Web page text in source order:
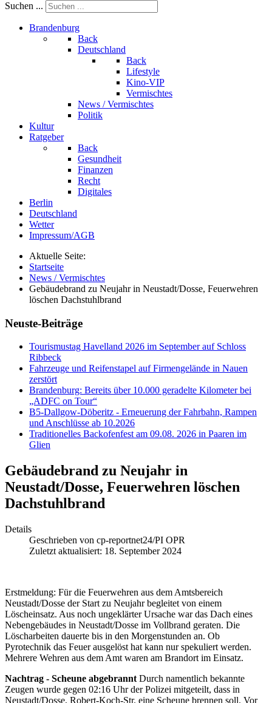
Suchen ...
Brandenburg
Back
Deutschland
Back
Lifestyle
Kino-VIP
Vermischtes
News / Vermischtes
Politik
Kultur
Ratgeber
Back
Gesundheit
Finanzen
Recht
Digitales
Berlin
Deutschland
Wetter
Impressum/AGB
Aktuelle Seite:
Startseite
News / Vermischtes
Gebäudebrand zu Neujahr in Neustadt/Dosse, Feuerwehren
löschen Dachstuhlbrand
Neuste-Beiträge
Tourismustag Havelland 2026 im September auf Schloss
Ribbeck
Fahrzeuge und Reifenstapel auf Firmengelände in Nauen
zerstört
Brandenburg: Bereits über 10.000 geradelte Kilometer bei
„ADFC on Tour“
B5-Dallgow-Döberitz - Erneuerung der Fahrbahn, Rampen
und Anschlüsse ab 10.2026
Traditionelles Backofenfest am 09.08. 2026 in Paaren im
Glien
Gebäudebrand zu Neujahr in
Neustadt/Dosse, Feuerwehren löschen
Dachstuhlbrand
Details
Geschrieben von cp-reportnet24/PI OPR
Zuletzt aktualisiert: 18. September 2024
Erstmeldung: Für die Feuerwehren aus dem Amtsbereich
Neustadt/Dosse der Start zu Neujahr begleitet von einem
Löscheinsatz. Aus noch ungeklärter Ursache war das Dach eines
Nebengebäudes in Neustadt/Dosse im Vollbrand geraten. Die
Löscharbeiten dauerte bis in den Morgenstunden an. Ob
Pyrotechnik das Feuer ausgelöst hat kann nur spekuliert werden.
Mehrere Wehren aus dem Amt waren am Brandort im Einsatz.
Nachtrag - Scheune abgebrannt Durch namentlich bekannte
Zeugen wurde gegen 02:16 Uhr der Polizei mitgeteilt, dass in
Neustadt/Dosse, Robert-Koch-Str. eine Scheune brennen soll. Vor